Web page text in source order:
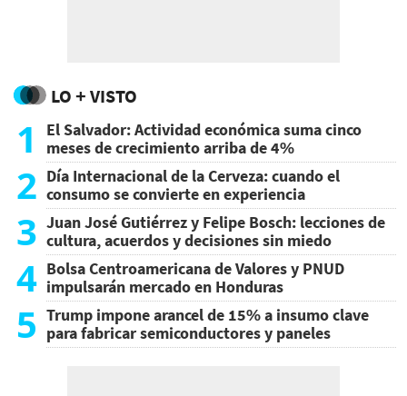
LO + VISTO
1
El Salvador: Actividad económica suma cinco
meses de crecimiento arriba de 4%
2 Día Internacional de la Cerveza: cuando el
consumo se convierte en experiencia
3 Juan José Gutiérrez y Felipe Bosch: lecciones de
cultura, acuerdos y decisiones sin miedo
4 Bolsa Centroamericana de Valores y PNUD
impulsarán mercado en Honduras
5 Trump impone arancel de 15% a insumo clave
para fabricar semiconductores y paneles